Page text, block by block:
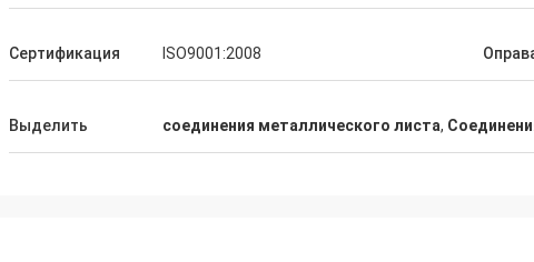
Сертификация ISO9001:2008
Выделить соединения металлического листа,